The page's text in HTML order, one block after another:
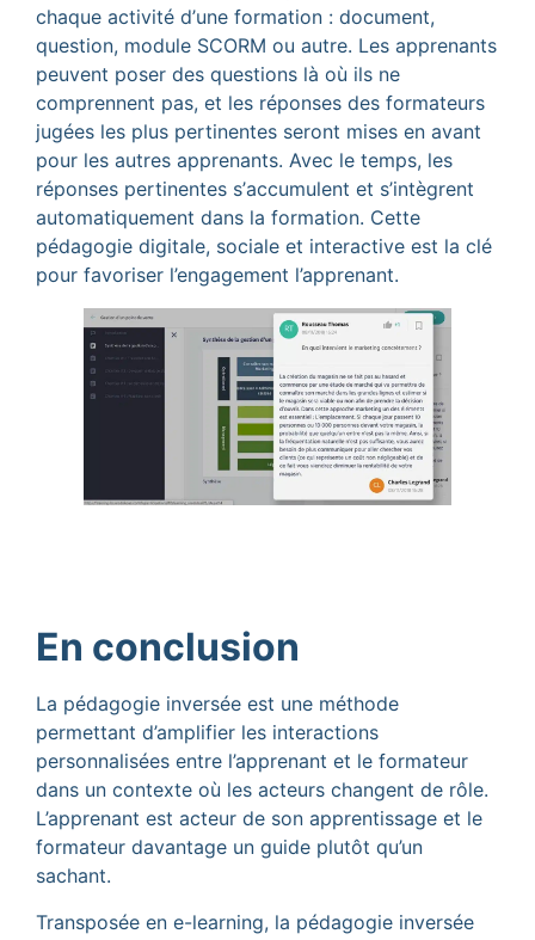
chaque activité d’une formation : document,
question, module SCORM ou autre. Les apprenants
peuvent poser des questions là où ils ne
comprennent pas, et les réponses des formateurs
jugées les plus pertinentes seront mises en avant
pour les autres apprenants. Avec le temps, les
réponses pertinentes s’accumulent et s’intègrent
automatiquement dans la formation. Cette
pédagogie digitale, sociale et interactive est la clé
pour favoriser l’engagement l’apprenant.
En conclusion
La pédagogie inversée est une méthode
permettant d’amplifier les interactions
personnalisées entre l’apprenant et le formateur
dans un contexte où les acteurs changent de rôle.
L’apprenant est acteur de son apprentissage et le
formateur davantage un guide plutôt qu’un
sachant.
Transposée en e-learning, la pédagogie inversée